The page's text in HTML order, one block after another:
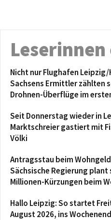
Nicht nur Flughafen Leipzig/
Sachsens Ermittler zählten
Drohnen-Überflüge im
Seit Donnerstag wieder in
Marktschreier gastiert mit
Völki
Antragsstau beim
Sächsische Regierung
Millionen-Kürzungen beim
Hallo Leipzig: So startet
August 2026, ins